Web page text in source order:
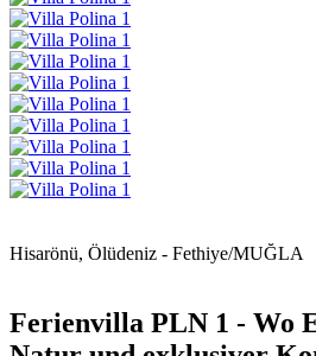
Hisarönü, Ölüdeniz - Fethiye/MUĞLA
Ferienvilla PLN 1 - Wo